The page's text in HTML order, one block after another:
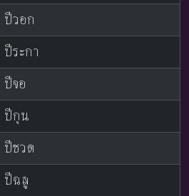
ปีวอก
ปีระกา
ปีจอ
ปีกุน
ปีชวด
ปีฉลู